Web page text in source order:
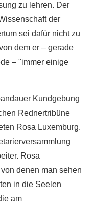
zu lehren. Der
der
sei dafür nicht zu
dem er – gerade
– "immer einige
Kundgebung
Rednertribüne
Rosa Luxemburg.
Rosa
denen man sehen
in die Seelen
am